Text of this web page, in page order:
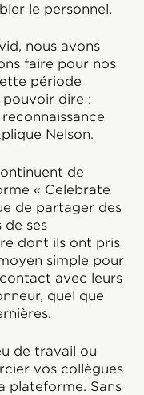
le personnel.
nous avons
faire pour nos
période
dire :
Nelson.
de
« Celebrate
de partager des
de ses
dont ils ont pris
simple pour
avec leurs
quel que
de travail ou
vos collègues
plateforme. Sans